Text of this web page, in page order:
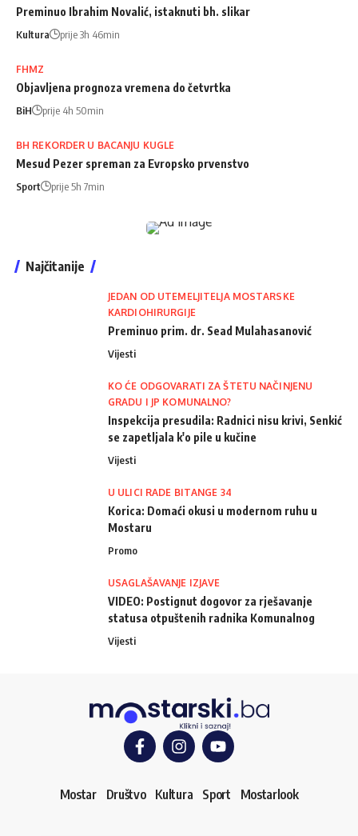
Preminuo Ibrahim Novalić, istaknuti bh. slikar
Kultura prije 3h 46min
FHMZ
Objavljena prognoza vremena do četvrtka
BiH prije 4h 50min
BH REKORDER U BACANJU KUGLE
Mesud Pezer spreman za Evropsko prvenstvo
Sport prije 5h 7min
Najčitanije
JEDAN OD UTEMELJITELJA MOSTARSKE
KARDIOHIRURGIJE
Preminuo prim. dr. Sead Mulahasanović
Vijesti
KO ĆE ODGOVARATI ZA ŠTETU NAČINJENU
GRADU I JP KOMUNALNO?
Inspekcija presudila: Radnici nisu krivi, Senkić
se zapetljala k'o pile u kučine
Vijesti
U ULICI RADE BITANGE 34
Korica: Domaći okusi u modernom ruhu u
Mostaru
Promo
USAGLAŠAVANJE IZJAVE
VIDEO: Postignut dogovor za rješavanje
statusa otpuštenih radnika Komunalnog
Vijesti
Mostar Društvo Kultura Sport Mostarlook